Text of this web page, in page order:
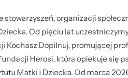
organizacji
Od pięciu lat
Kochasz Dopilnuj, promującej
Herosi, która opiekuje się
Matki i Dziecka. Od marca